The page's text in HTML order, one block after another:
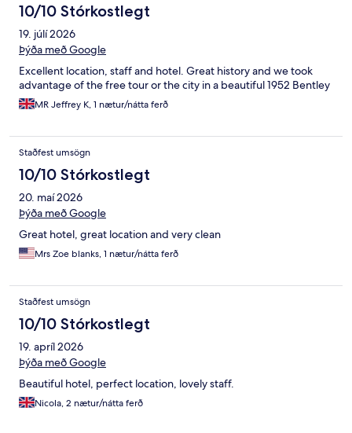
10/10 Stórkostlegt
19. júlí 2026
Þýða með Google
Excellent location, staff and hotel. Great history and we took
advantage of the free tour or the city in a beautiful 1952 Bentley
MR Jeffrey K, 1 nætur/nátta ferð
Staðfest umsögn
10/10 Stórkostlegt
20. maí 2026
Þýða með Google
Great hotel, great location and very clean
Mrs Zoe blanks, 1 nætur/nátta ferð
Staðfest umsögn
10/10 Stórkostlegt
19. apríl 2026
Þýða með Google
Beautiful hotel, perfect location, lovely staff.
Nicola, 2 nætur/nátta ferð